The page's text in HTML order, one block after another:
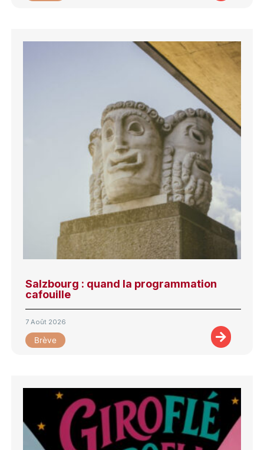
Salzbourg : quand la programmation
cafouille
7 Août 2026
Brève